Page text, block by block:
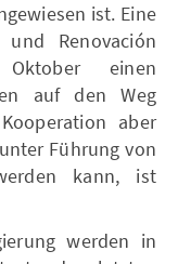
ist. Eine
Renovación
einen
auf den Weg
aber
Führung von
kann, ist
werden in